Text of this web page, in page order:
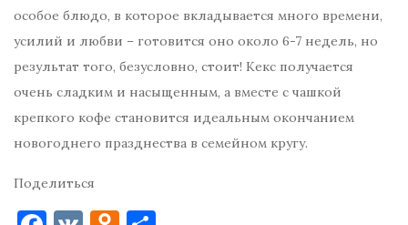
особое блюдо, в которое вкладывается много времени,
усилий и любви – готовится оно около 6-7 недель, но
результат того, безусловно, стоит! Кекс получается
очень сладким и насыщенным, а вместе с чашкой
крепкого кофе становится идеальным окончанием
новогоднего празднества в семейном кругу.
Поделиться